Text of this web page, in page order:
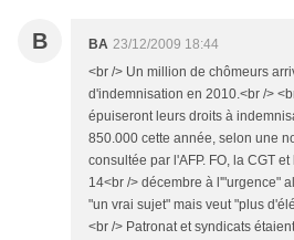
B BA 23/12/2009 18:44
<br /> Un million de chômeurs
d'indemnisation en 2010.<br />
épuiseront leurs droits à
850.000 cette année, selon une
consultée par l'AFP. FO, la CGT
14<br /> décembre à l'"urgence"
"un vrai sujet" mais veut "plus
<br /> Patronat et syndicats